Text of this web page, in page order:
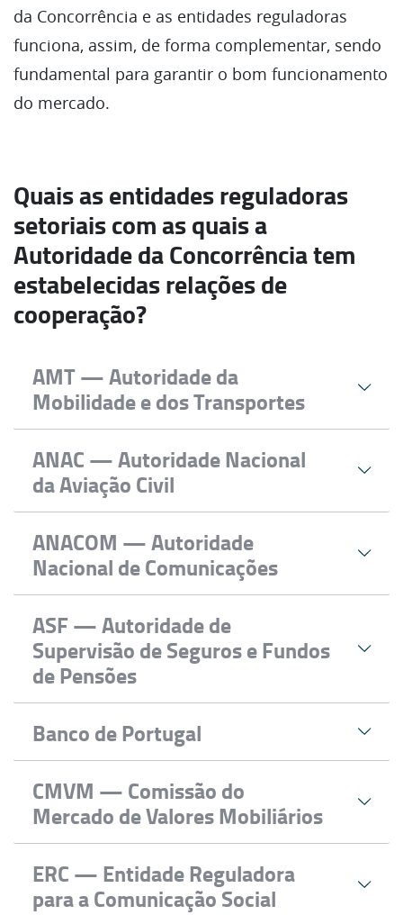
da Concorrência e as entidades reguladoras
funciona, assim, de forma complementar, sendo
fundamental para garantir o bom funcionamento
do mercado.
Quais as entidades reguladoras
setoriais com as quais a
Autoridade da Concorrência tem
estabelecidas relações de
cooperação?
AMT — Autoridade da
Mobilidade e dos Transportes
dos transportes terrestres, fluviais,
ferroviários, e respetivas infraestruturas, e a
atividade económica no setor dos portos
comerciais e transportes marítimos.
ANAC — Autoridade Nacional
da Aviação Civil
aviação civil .
ANACOM — Autoridade
Nacional de Comunicações
comunicações eletrónicas e postais.
ASF — Autoridade de
Supervisão de Seguros e Fundos
de Pensões
seguradore fundos de pensões em
Banco de Portugal
preçose a promoção da estabilidade do
CMVM — Comissão do
Mercado de Valores Mobiliários
instrumentos financeiros, assim como os
ERC — Entidade Reguladora
para a Comunicação Social